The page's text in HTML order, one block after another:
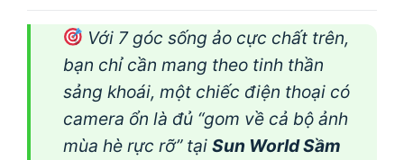
Với 7 góc sống ảo cực chất trên,
bạn chỉ cần mang theo tinh thần
sảng khoái, một chiếc điện thoại có
camera ổn là đủ “gom về cả bộ ảnh
mùa hè rực rỡ” tại Sun World Sầm